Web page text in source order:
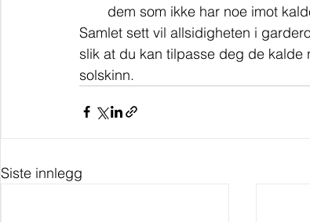
dem som ikke har noe imot
Samlet sett vil allsidigheten i
slik at du kan tilpasse deg de
solskinn.
Siste innlegg